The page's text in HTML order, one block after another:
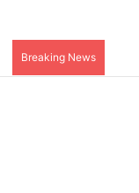
Breaking News